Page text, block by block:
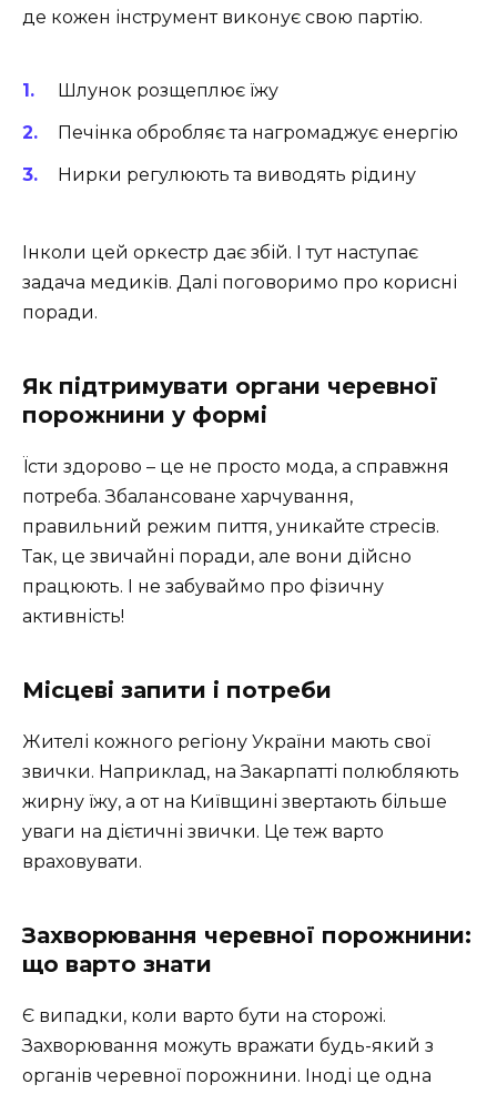
де кожен інструмент виконує свою партію.
Шлунок розщеплює їжу
Печінка обробляє та нагромаджує енергію
Нирки регулюють та виводять рідину
Інколи цей оркестр дає збій. І тут наступає
задача медиків. Далі поговоримо про корисні
поради.
Як підтримувати органи черевної
порожнини у формі
Їсти здорово – це не просто мода, а справжня
потреба. Збалансоване харчування,
правильний режим пиття, уникайте стресів.
Так, це звичайні поради, але вони дійсно
працюють. І не забуваймо про фізичну
активність!
Місцеві запити і потреби
Жителі кожного регіону України мають свої
звички. Наприклад, на Закарпатті полюбляють
жирну їжу, а от на Київщині звертають більше
уваги на дієтичні звички. Це теж варто
враховувати.
Захворювання черевної порожнини:
що варто знати
Є випадки, коли варто бути на сторожі.
Захворювання можуть вражати будь-який з
органів черевної порожнини. Іноді це одна